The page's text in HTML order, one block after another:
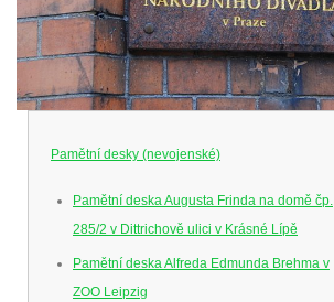
Pamětní desky (nevojenské)
Pamětní deska Augusta Frinda na domě čp.
285/2 v Dittrichově ulici v Krásné Lípě
Pamětní deska Alfreda Edmunda Brehma v
ZOO Leipzig